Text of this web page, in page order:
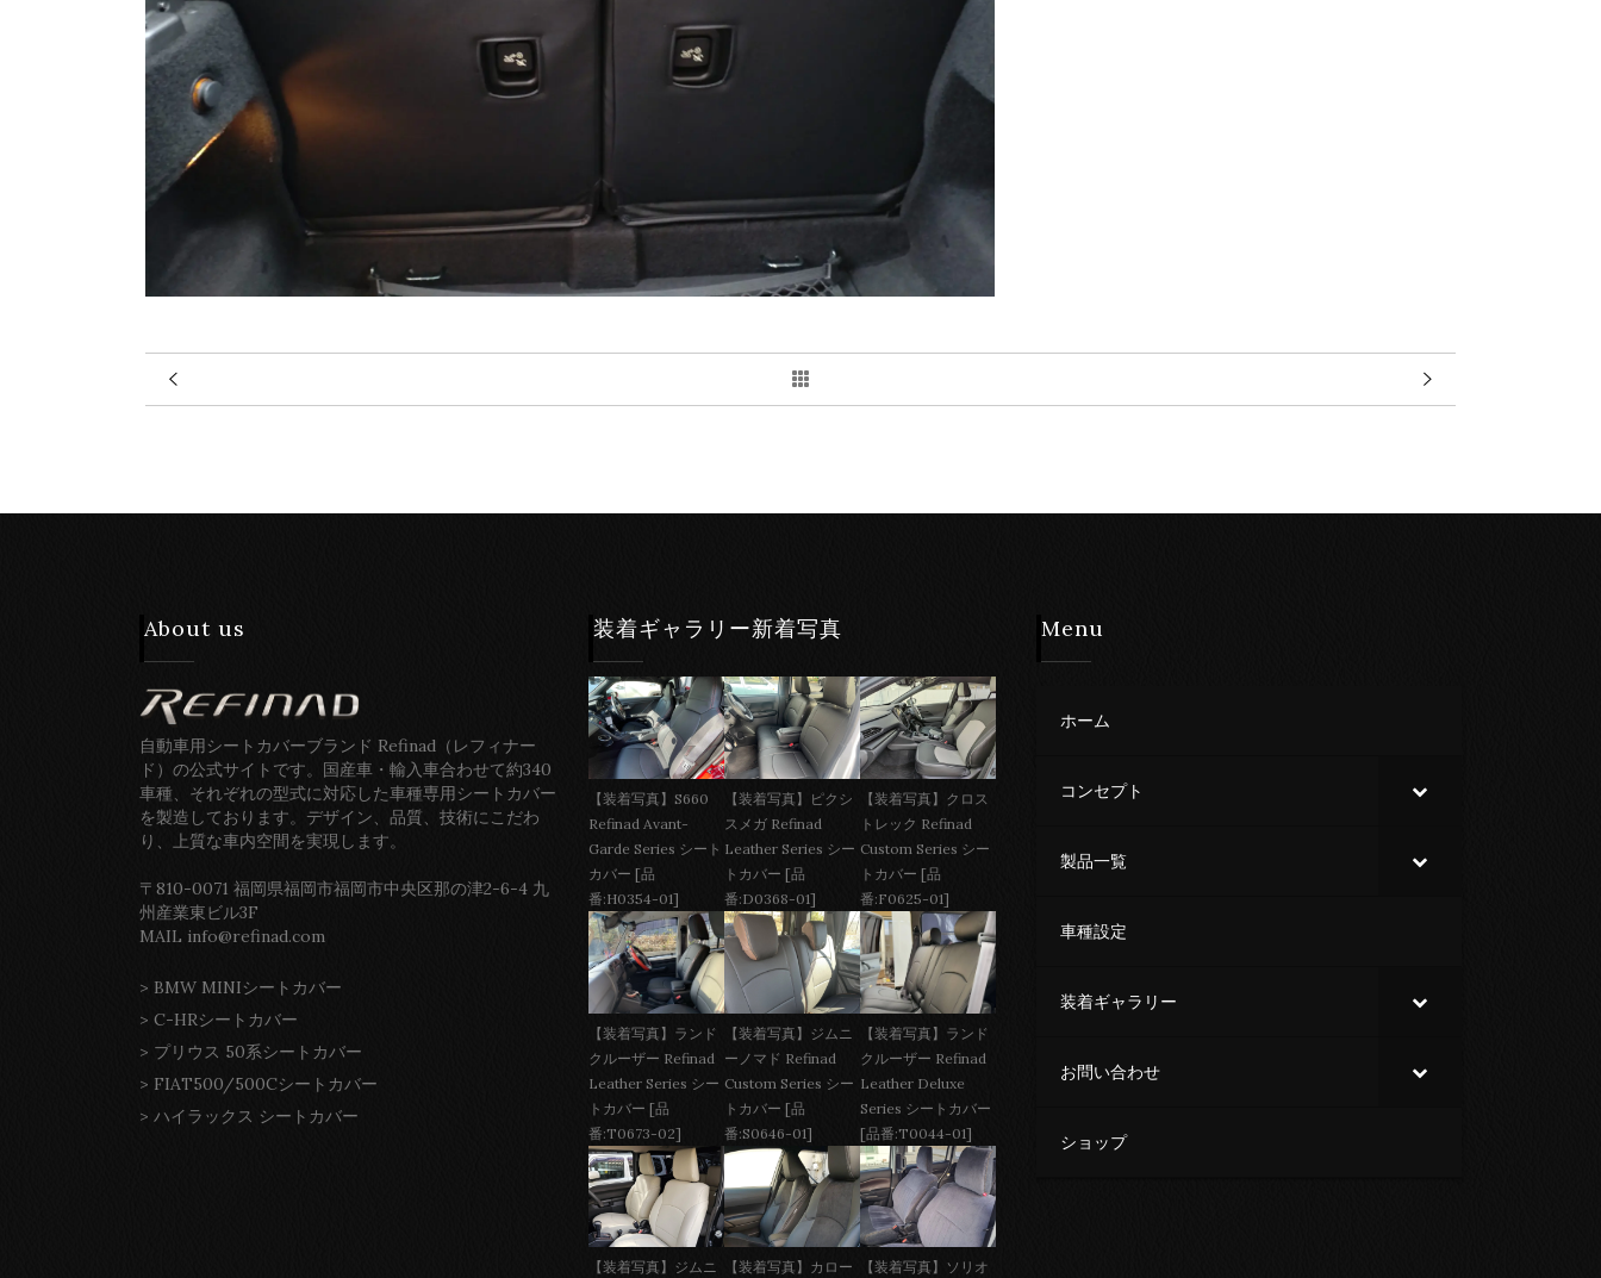
About us
自動車用シートカバーブランド Refinad（レフィナー
ド）の公式サイトです。国産車・輸入車合わせて約340
車種、それぞれの型式に対応した車種専用シートカバー
を製造しております。デザイン、品質、技術にこだわ
り、上質な車内空間を実現します。
〒810-0071 福岡県福岡市福岡市中央区那の津2-6-4 九
州産業東ビル3F
MAIL info@refinad.com
> BMW MINIシートカバー
> C-HRシートカバー
> プリウス 50系シートカバー
> FIAT500/500Cシートカバー
> ハイラックス シートカバー
装着ギャラリー新着写真
【装着写真】S660
Refinad Avant-
Garde Series シート
カバー [品
番:H0354-01]
【装着写真】ピクシ
スメガ Refinad
Leather Series シー
トカバー [品
番:D0368-01]
【装着写真】クロス
トレック Refinad
Custom Series シー
トカバー [品
番:F0625-01]
【装着写真】ランド
クルーザー Refinad
Leather Series シー
トカバー [品
番:T0673-02]
【装着写真】ジムニ
ーノマド Refinad
Custom Series シー
トカバー [品
番:S0646-01]
【装着写真】ランド
クルーザー Refinad
Leather Deluxe
Series シートカバー
[品番:T0044-01]
【装着写真】ジムニ 【装着写真】カロー 【装着写真】ソリオ
Menu
ホーム
コンセプト
製品一覧
車種設定
装着ギャラリー
お問い合わせ
ショップ